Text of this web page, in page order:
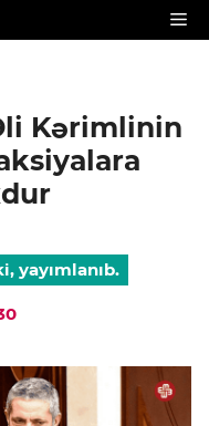
Kərimlinin
yayımlanıb.